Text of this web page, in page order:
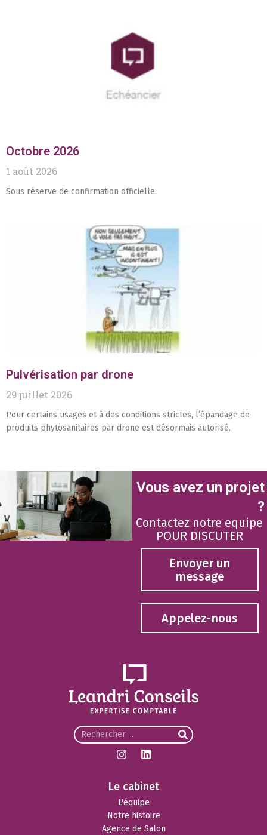
Octobre 2026
1 août 2026
Sous réserve de confirmation officielle.
Pulvérisation par drone
29 juillet 2026
Pour certains usages et à des conditions strictes, l’épandage de
produits phytosanitaires par drone est désormais autorisé.
Vous avez un projet
?
Contactez notre equipe
POUR DISCUTER
Envoyer un
message
Appelez-nous
Le cabinet
L'équipe
Notre histoire
Agence de Salon